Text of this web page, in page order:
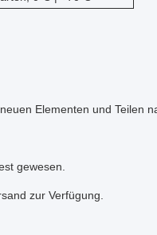
Elementen und Teilen
gewesen.
zur Verfügung.